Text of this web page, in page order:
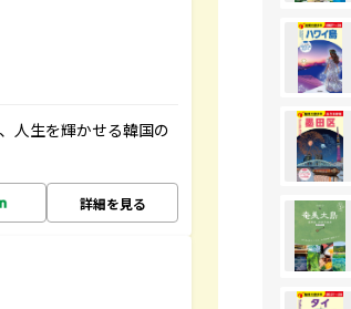
人生を輝かせる韓国の
詳細を見る